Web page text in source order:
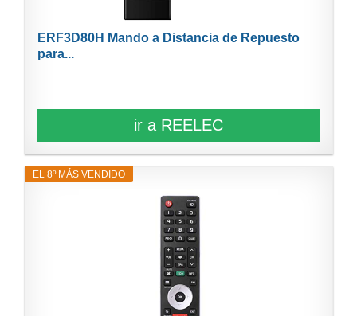
ERF3D80H Mando a Distancia de Repuesto
para...
ir a REELEC
EL 8º MÁS VENDIDO